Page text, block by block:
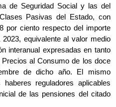
de Seguridad Social y las del
Pasivas del Estado, con
por ciento respecto del importe
equivalente al valor medio
interanual expresadas en tanto
al Consumo de los doce
de dicho año. El mismo
reguladores aplicables
de las pensiones del citado